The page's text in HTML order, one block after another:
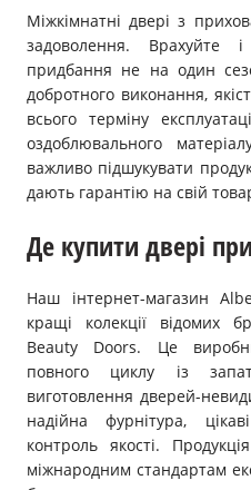
Міжкімнатні двері з
задоволення. Врахуйте
придбання не на один
добротного виконання,
всього терміну
оздоблювального
важливо підшукувати
дають гарантію на свій
Де купити двері
Наш інтернет-магазин
кращі колекції відомих
Beauty Doors. Це
повного циклу із
виготовлення дверей-
надійна фурнітура,
контроль якості.
міжнародним стандартам